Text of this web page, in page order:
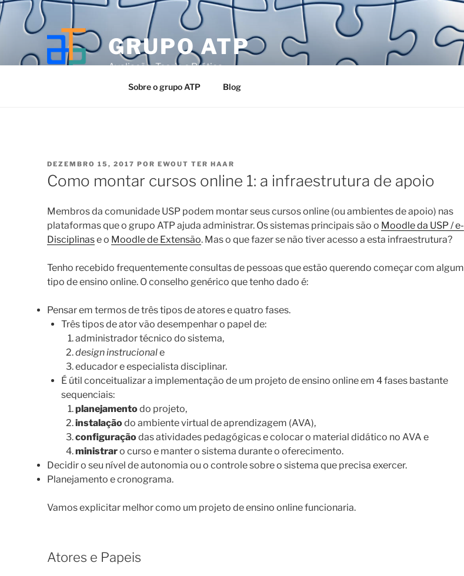
Pular
para
GRUPO ATP
Avaliação: Teoria e Prática
Sobre o grupo ATP Blog
PUBLICADO
EM
DEZEMBRO 15, 2017 POR EWOUT TER HAAR
Como montar cursos online 1: a infraestrutura de apoio
Membros da comunidade USP podem montar seus cursos online (ou ambientes de apoio) nas
plataformas que o grupo ATP ajuda administrar. Os sistemas principais são o Moodle da USP / e-
Disciplinase o Moodle de Extensão. Mas o que fazer se não tiver acesso a esta infraestrutura?
Tenho recebido frequentemente consultas de pessoas que estão querendo começar com algum
tipo de ensino online. O conselho genérico que tenho dado é:
Pensar em termos de três tipos de atores e quatro fases.
Três tipos de ator vão desempenhar o papel de:
administrador técnico do sistema,
design instrucionale
educador e especialista disciplinar.
É útil conceitualizar a implementação de um projeto de ensino online em 4 fases bastante
sequenciais:
planejamentodo projeto,
instalaçãodo ambiente virtual de aprendizagem (AVA),
configuraçãodas atividades pedagógicas e colocar o material didático no AVA e
ministraro curso e manter o sistema durante o oferecimento.
Decidir o seu nível de autonomia ou o controle sobre o sistema que precisa exercer.
Planejamento e cronograma.
Vamos explicitar melhor como um projeto de ensino online funcionaria.
Atores e Papeis